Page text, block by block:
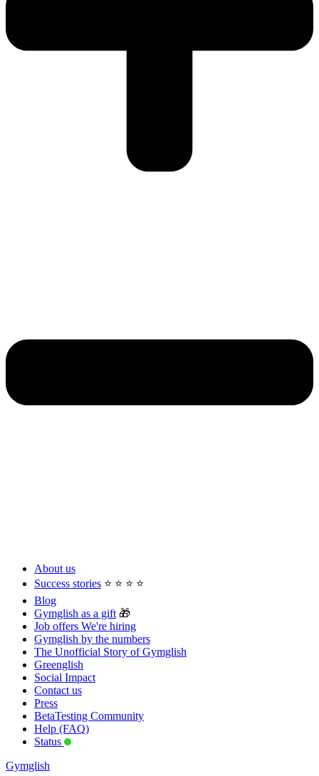
About us
Success stories ⭐️ ⭐️ ⭐️ ⭐️
Blog
Gymglish as a gift 🎁
Job offers We're hiring
Gymglish by the numbers
The Unofficial Story of Gymglish
Greenglish
Social Impact
Contact us
Press
BetaTesting Community
Help (FAQ)
Status
Gymglish